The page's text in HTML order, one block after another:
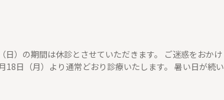
日）の期間は休診とさせていただきます。 ご迷惑をおかけ
18日（月）より通常どおり診療いたします。 暑い日が続い